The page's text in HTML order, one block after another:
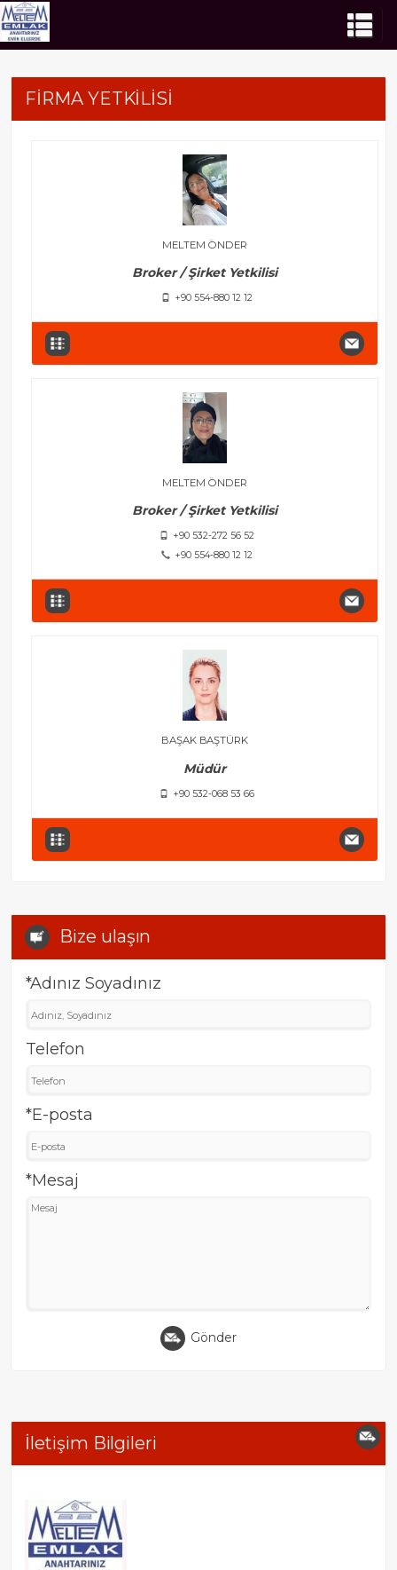
FİRMA YETKİLİSİ
MELTEM ÖNDER
Broker / Şirket Yetkilisi
+90 554-880 12 12
MELTEM ÖNDER
Broker / Şirket Yetkilisi
+90 532-272 56 52
+90 554-880 12 12
BAŞAK BAŞTÜRK
Müdür
+90 532-068 53 66
Bize ulaşın
*Adınız Soyadınız
Telefon
*E-posta
*Mesaj
Gönder
İletişim Bilgileri